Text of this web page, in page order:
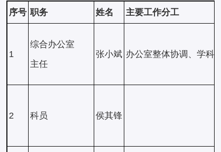
序号 职务 姓名 主要工作分工
1
综合办公室
主任
张小斌 办公室整体协调、学科
2 科员 侯其锋